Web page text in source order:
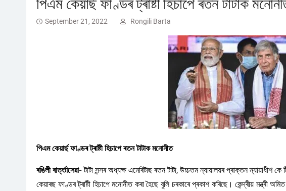
পিএম কেয়াৰ্ছ ফাণ্ডৰ ট্ৰাষ্টী হিচাপে ৰতন টাটাক
September 21, 2022 Rongili Barta
পিএম কেয়াৰ্ছ ফাণ্ডৰ ট্ৰাষ্টী হিচাপে ৰতন টাটাক মনোনীত
ৰঙিলী বাৰ্ত্তাসেৱা-টাটা সন্সৰ অধ্যক্ষ এমেৰিটাছ ৰতন টাটা, উচ্চতম ন্যায়ালয়ৰ প্ৰাক্তন
কেয়াৰছ ফাণ্ডৰ ট্ৰাষ্টী হিচাপে মনোনীত কৰা হৈছে বুলি চৰকাৰে প্ৰকাশ কৰিছে। কেন্দ্ৰীয় মন্ত্ৰী